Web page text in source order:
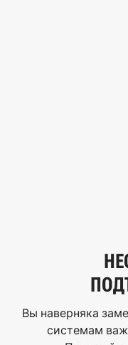
Вы наверняка
системам